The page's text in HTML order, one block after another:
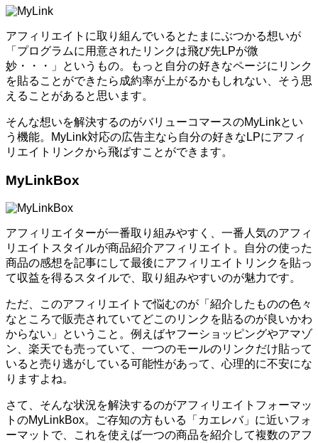
アフィリエイトに取り組んでいるとたまにぶつかる想いが
「プログラムに用意されたリンクは飛び先LPが微
妙・・・」というもの。もっと自分の好きなページにリンク
を貼ることができたら成約率が上がるかもしれない、そう思
えることがあると思います。
そんな想いを解決するのがバリューコマースのMyLinkとい
う機能。MyLink対応の広告主なら自分の好きなLPにアフィ
リエイトリンクから飛ばすことができます。
MyLinkBox
アフィリエイターが一番取り組みやすく、一番人気のアフィ
リエイトスタイルが商品紹介アフィリエイト。自分の使った
商品の感想を記事にして最後にアフィリエイトリンクを貼っ
て収益を得るスタイルで、取り組みやすいのが魅力です。
ただ、このアフィリエイトで悩むのが「紹介したものの色々
なところで販売されていてどこのリンクを貼るのが良いかわ
からない」ということ。例えばヤフーショッピングやアマゾ
ン、楽天でも売っていて、一つのモールのリンクだけ貼って
いると売り逃がしている可能性があって、心理的に不安にな
りますよね。
さて、そんな状況を解決するのがアフィリエイトフォーマッ
トのMyLinkBox。ご存知の方もいる「カエレバ」に近いフォ
ーマットで、これを使えば一つの商品を紹介して複数のアフ